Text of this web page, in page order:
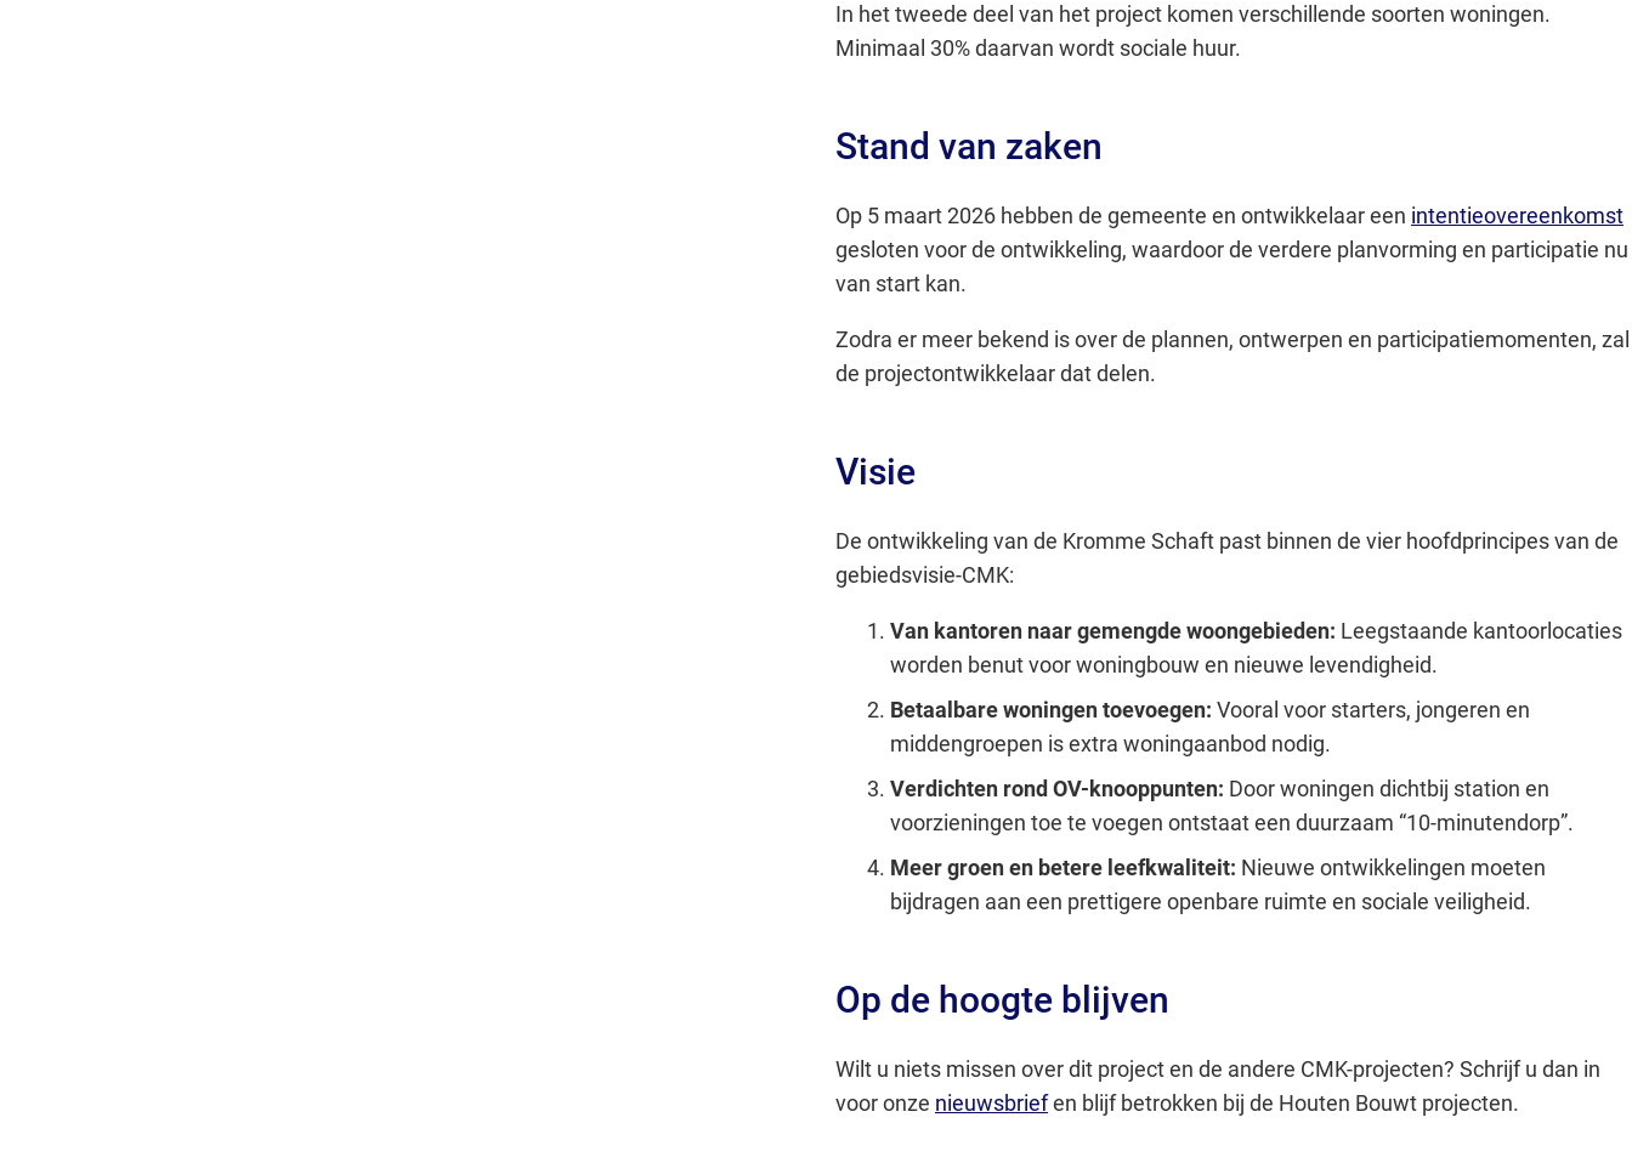
In het tweede deel van het project komen verschillende soorten woningen.
Minimaal 30% daarvan wordt sociale huur.
Stand van zaken
Op 5 maart 2026 hebben de gemeente en ontwikkelaar een intentieovereenkomst
gesloten voor de ontwikkeling, waardoor de verdere planvorming en participatie nu
van start kan.
Zodra er meer bekend is over de plannen, ontwerpen en participatiemomenten, zal
de projectontwikkelaar dat delen.
Visie
De ontwikkeling van de Kromme Schaft past binnen de vier hoofdprincipes van de
gebiedsvisie-CMK:
Van kantoren naar gemengde woongebieden: Leegstaande kantoorlocaties
worden benut voor woningbouw en nieuwe levendigheid.
Betaalbare woningen toevoegen: Vooral voor starters, jongeren en
middengroepen is extra woningaanbod nodig.
Verdichten rond OV-knooppunten: Door woningen dichtbij station en
voorzieningen toe te voegen ontstaat een duurzaam “10-minutendorp”.
Meer groen en betere leefkwaliteit: Nieuwe ontwikkelingen moeten
bijdragen aan een prettigere openbare ruimte en sociale veiligheid.
Op de hoogte blijven
Wilt u niets missen over dit project en de andere CMK-projecten? Schrijf u dan in
voor onze nieuwsbriefen blijf betrokken bij de Houten Bouwt projecten.